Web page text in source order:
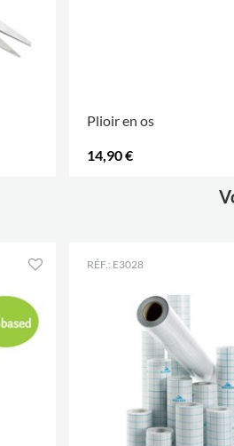
Plioir en os
14,90 €
RÉF.: E3028